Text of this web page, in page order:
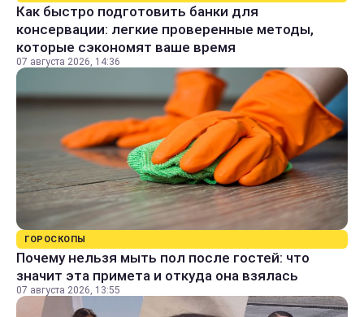
Как быстро подготовить банки для
консервации: легкие проверенные методы,
которые сэкономят ваше время
07 августа 2026, 14:36
ГОРОСКОПЫ
Почему нельзя мыть пол после гостей: что
значит эта примета и откуда она взялась
07 августа 2026, 13:55